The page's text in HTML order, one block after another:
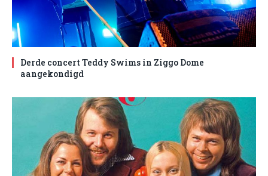
Derde concert Teddy Swims in Ziggo Dome
aangekondigd